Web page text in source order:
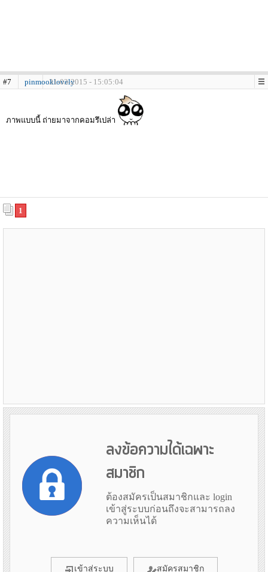
#7 pinmooklovely31-03-2015 - 15:05:04
ภาพแบบนี้ ถ่ายมาจากคอมรึเปล่า
1
ลงข้อความได้เฉพาะ
สมาชิก
ต้องสมัครเป็นสมาชิกและ login
เข้าสู่ระบบก่อนถึงจะสามารถลง
ความเห็นได้
เข้าสู่ระบบ สมัครสมาชิก